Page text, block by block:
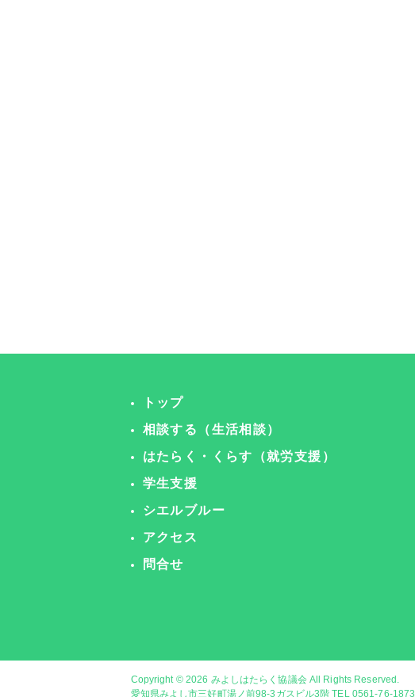
トップ
相談する（生活相談）
はたらく・くらす（就労支援）
学生支援
シエルブルー
アクセス
問合せ
Copyright © 2026 みよしはたらく協議会All Rights Reserved.
愛知県みよし市三好町湯ノ前98-3ガスビル3階 TEL 0561-76-1873